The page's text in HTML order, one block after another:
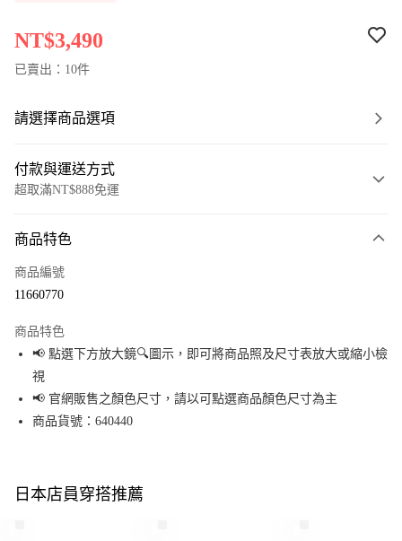
NT$3,490
已賣出：10件
請選擇商品選項
付款與運送方式
超取滿NT$888免運
信用卡一次付款
Apple Pay
街口支付
悠遊付
全盈+PAY
商品特色
商品編號
11660770
商品特色
📢 點選下方放大鏡🔍圖示，即可將商品照及尺寸表放大或縮小檢
視
📢 官網販售之顏色尺寸，請以可點選商品顏色尺寸為主
商品貨號：640440
日本店員穿搭推薦